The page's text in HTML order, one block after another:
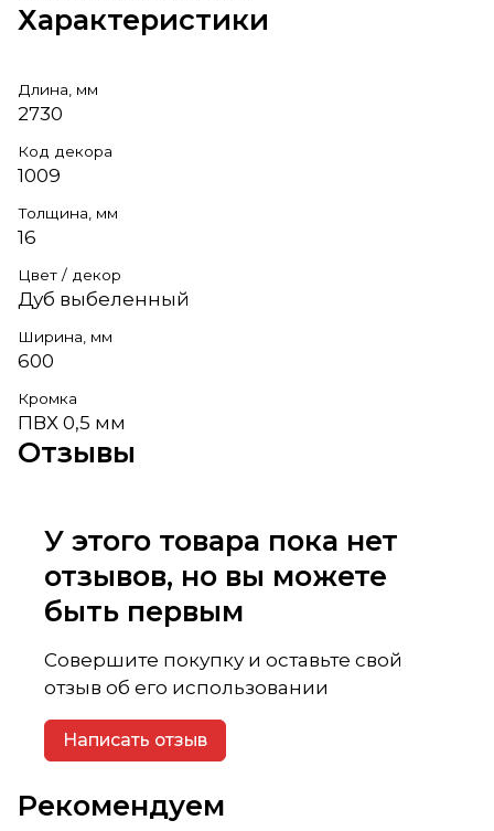
Характеристики
Длина, мм
2730
Код декора
1009
Толщина, мм
16
Цвет / декор
Дуб выбеленный
Ширина, мм
600
Кромка
ПВХ 0,5 мм
Отзывы
У этого товара пока нет
отзывов, но вы можете
быть первым
Совершите покупку и оставьте свой
отзыв об его использовании
Написать отзыв
Рекомендуем